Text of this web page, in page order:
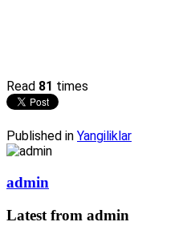
Read 81 times
Published in Yangiliklar
admin
Latest from admin